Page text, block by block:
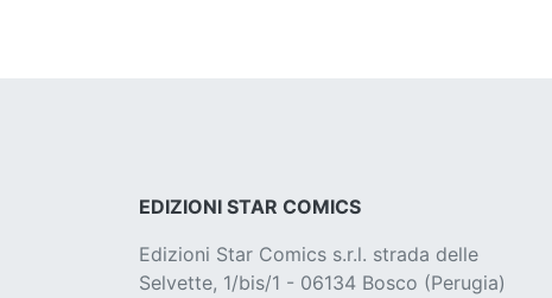
EDIZIONI STAR COMICS
Edizioni Star Comics s.r.l. strada delle
Selvette, 1/bis/1 - 06134 Bosco (Perugia)